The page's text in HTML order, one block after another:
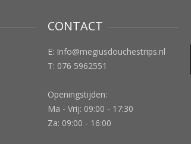
CONTACT
E: Info@megiusdouchestrips.nl
T: 076 5962551
Openingstijden:
Ma - Vrij: 09:00 - 17:30
Za: 09:00 - 16:00